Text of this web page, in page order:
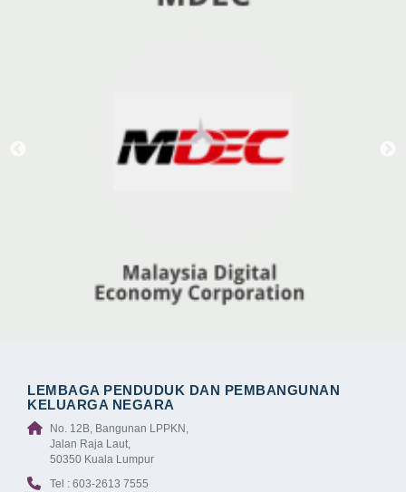
LEMBAGA PENDUDUK DAN PEMBANGUNAN
KELUARGA NEGARA
No. 12B, Bangunan LPPKN,
Jalan Raja Laut,
50350 Kuala Lumpur
Tel : 603-2613 7555